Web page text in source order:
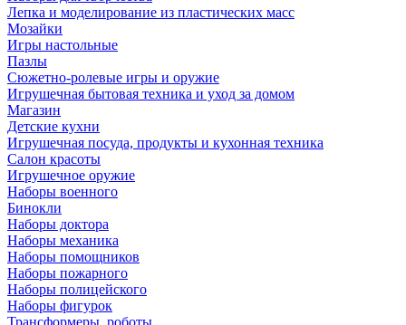
Лепка и моделирование из пластических масс
Мозайки
Игры настольные
Пазлы
Сюжетно-ролевые игры и оружие
Игрушечная бытовая техника и уход за домом
Магазин
Детские кухни
Игрушечная посуда, продукты и кухонная техника
Салон красоты
Игрушечное оружие
Наборы военного
Бинокли
Наборы доктора
Наборы механика
Наборы помощников
Наборы пожарного
Наборы полицейского
Наборы фигурок
Трансформеры, роботы